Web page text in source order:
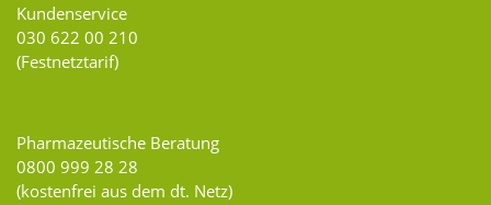
Kundenservice
030 622 00 210
(Festnetztarif)
Pharmazeutische Beratung
0800 999 28 28
(kostenfrei aus dem dt. Netz)